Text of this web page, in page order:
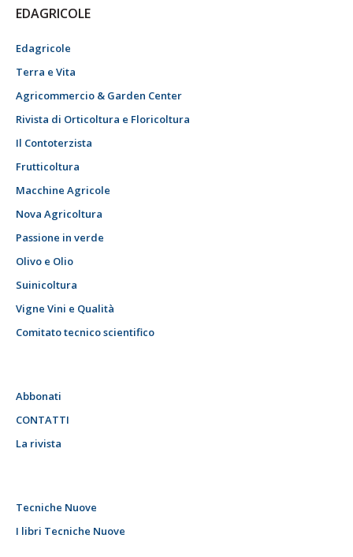
EDAGRICOLE
Edagricole
Terra e Vita
Agricommercio & Garden Center
Rivista di Orticoltura e Floricoltura
Il Contoterzista
Frutticoltura
Macchine Agricole
Nova Agricoltura
Passione in verde
Olivo e Olio
Suinicoltura
Vigne Vini e Qualità
Comitato tecnico scientifico
Abbonati
CONTATTI
La rivista
Tecniche Nuove
I libri Tecniche Nuove